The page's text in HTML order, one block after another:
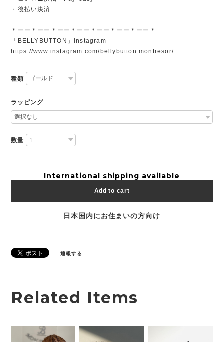
・後払い決済
＊ーー＊ーー＊ーー＊ーー＊ーー＊ーー＊ーー＊
「BELLYBUTTON」Instagram
https://www.instagram.com/bellybutton.montresor/
種類
ラッピング
数量
International shipping available
Add to cart
日本国内にお住まいの方向け
通報する
Related Items